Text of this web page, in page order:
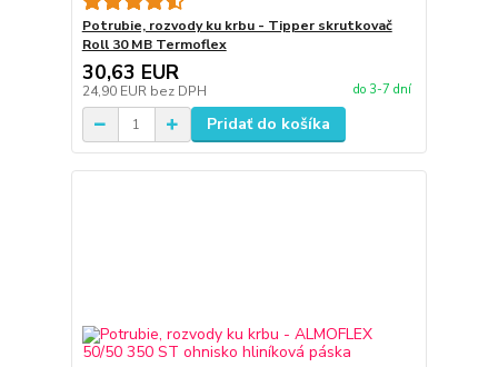
Potrubie, rozvody ku krbu - Tipper skrutkovač
Roll 30 MB Termoflex
30,63 EUR
24,90 EUR bez DPH do 3-7 dní
Pridať do košíka